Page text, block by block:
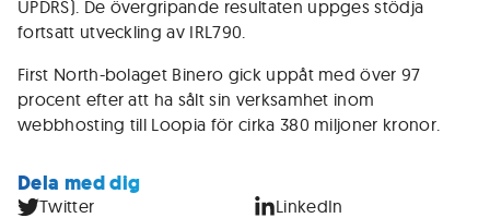
UPDRS). De övergripande resultaten uppges stödja
fortsatt utveckling av IRL790.
First North-bolaget Binero gick uppåt med över 97
procent efter att ha sålt sin verksamhet inom
webbhosting till Loopia för cirka 380 miljoner kronor.
Dela med dig
Twitter LinkedIn